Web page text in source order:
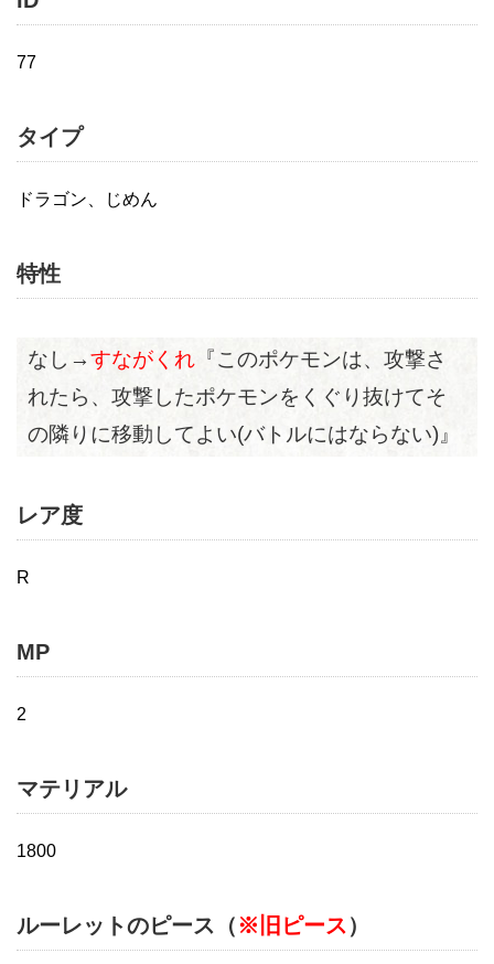
77
タイプ
ドラゴン、じめん
特性
なし→すながくれ 『このポケモンは、攻撃さ
れたら、攻撃したポケモンをくぐり抜けてそ
の隣りに移動してよい(バトルにはならない)』
レア度
R
MP
2
マテリアル
1800
ルーレットのピース（※旧ピース）